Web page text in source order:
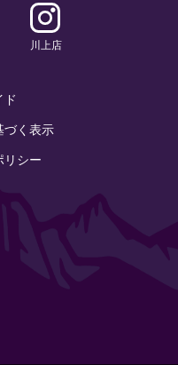
川上店
ド
づく表示
リシー